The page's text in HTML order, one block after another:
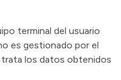
terminal del usuario
es gestionado por el
los datos obtenidos